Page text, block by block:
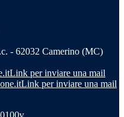
- 62032 Camerino (MC)
Link per inviare una mail
Link per inviare una mail